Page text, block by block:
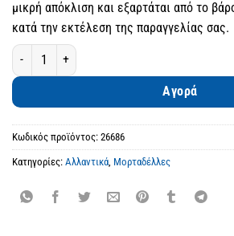
μικρή απόκλιση και εξαρτάται από το
κατά την εκτέλεση της παραγγελίας σας.
Μορταδέλλα ψητή, πιπεράτη ποσότητα
Αγορά
Κωδικός προϊόντος: 26686
Κατηγορίες: Αλλαντικά Μορταδέλλες